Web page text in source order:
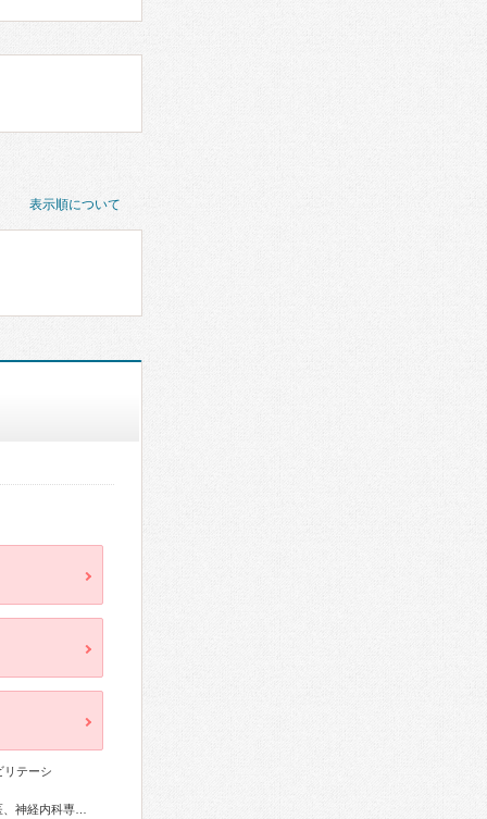
表示順について
リテーシ